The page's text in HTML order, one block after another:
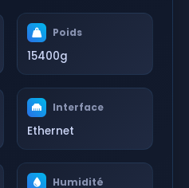
Poids
15400g
Interface
Ethernet
Humidité